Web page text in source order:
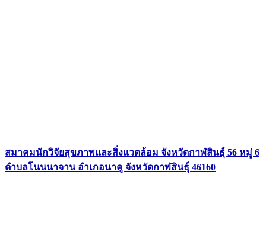
สมาคมนักวิจัยสุขภาพและสิ่งแวดล้อม จังหวัดกาฬสินธุ์ 56 หมู่ 6
ตำบลโนนนาจาน อำเภอนาคู จังหวัดกาฬสินธุ์ 46160